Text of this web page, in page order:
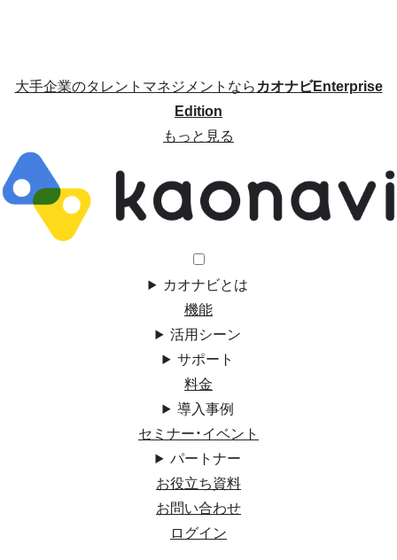
大手企業のタレントマネジメントならカオナビEnterprise
Edition
もっと見る
カオナビとは
機能
活用シーン
サポート
料金
導入事例
セミナー・イベント
パートナー
お役立ち資料
お問い合わせ
ログイン